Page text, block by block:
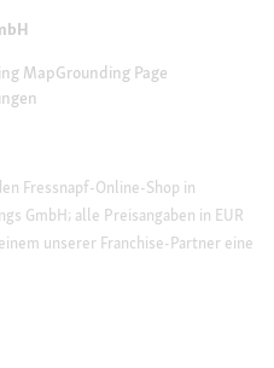
MapGrounding Page
Fressnapf-Online-Shop in
GmbH; alle Preisangaben in EUR
unserer Franchise-Partner eine